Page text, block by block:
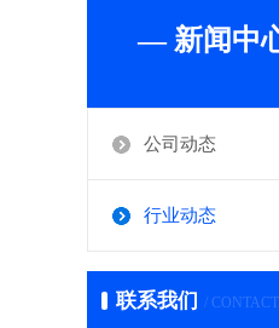
— 新闻中
公司动态
行业动态
联系我们 /